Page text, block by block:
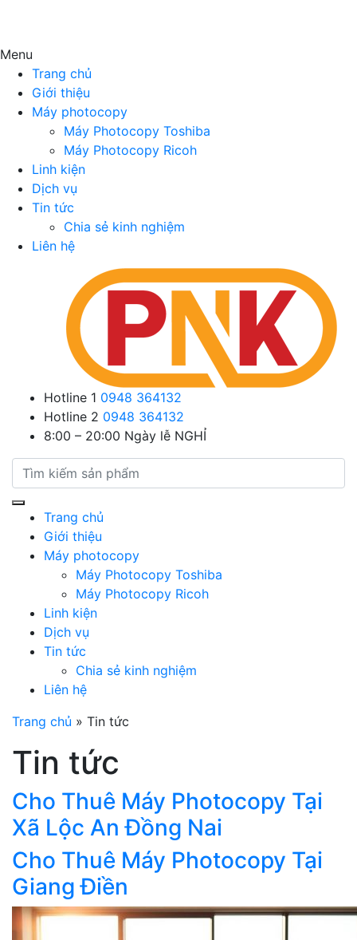
Menu
Trang chủ
Giới thiệu
Máy photocopy
Máy Photocopy Toshiba
Máy Photocopy Ricoh
Linh kiện
Dịch vụ
Tin tức
Chia sẻ kinh nghiệm
Liên hệ
Hotline 1 0948 364132
Hotline 2 0948 364132
8:00 – 20:00 Ngày lễ NGHỈ
Trang chủ
Giới thiệu
Máy photocopy
Máy Photocopy Toshiba
Máy Photocopy Ricoh
Linh kiện
Dịch vụ
Tin tức
Chia sẻ kinh nghiệm
Liên hệ
Trang chủ » Tin tức
Tin tức
Cho Thuê Máy Photocopy Tại
Xã Lộc An Đồng Nai
Cho Thuê Máy Photocopy Tại
Giang Điền